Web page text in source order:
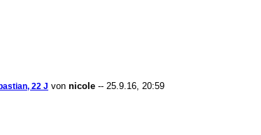
22 J von nicole -- 25.9.16, 20:59